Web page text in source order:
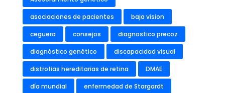
asociaciones de pacientes baja vision
ceguera consejos diagnostico precoz
diagnóstico genético discapacidad visual
distrofias hereditarias de retina DMAE
día mundial enfermedad de Stargardt